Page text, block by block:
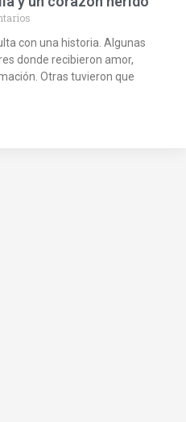
con una historia. Algunas
donde recibieron amor,
Otras tuvieron que